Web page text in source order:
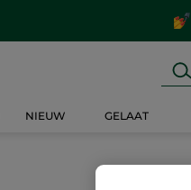
NIEUW GELAAT